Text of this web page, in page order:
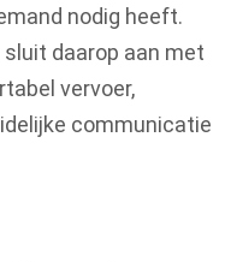
nodig heeft.
daarop aan met
vervoer,
communicatie